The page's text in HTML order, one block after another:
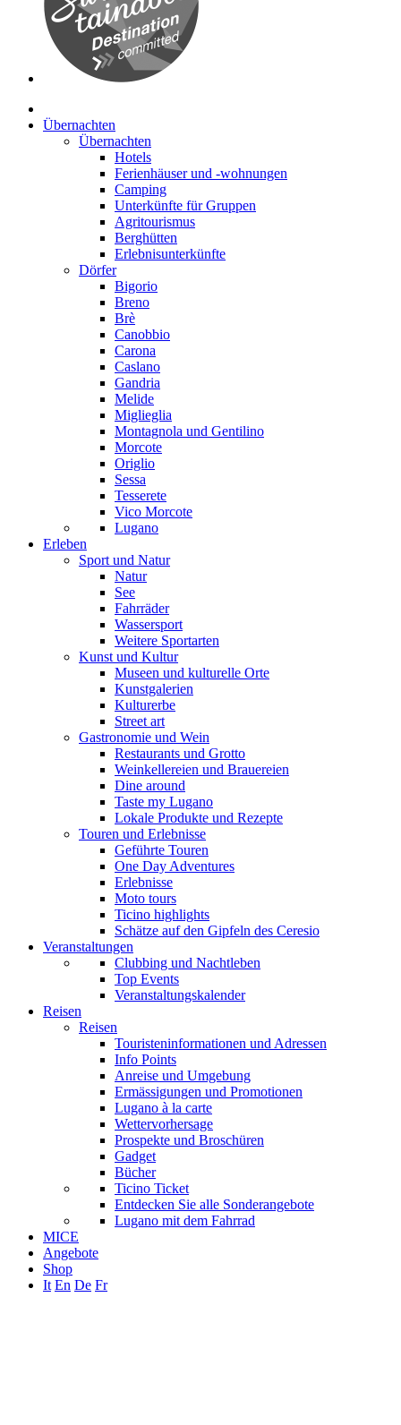
Übernachten
Übernachten
Hotels
Ferienhäuser und -wohnungen
Camping
Unterkünfte für Gruppen
Agritourismus
Berghütten
Erlebnisunterkünfte
Dörfer
Bigorio
Breno
Brè
Canobbio
Carona
Caslano
Gandria
Melide
Miglieglia
Montagnola und Gentilino
Morcote
Origlio
Sessa
Tesserete
Vico Morcote
Lugano
Erleben
Sport und Natur
Natur
See
Fahrräder
Wassersport
Weitere Sportarten
Kunst und Kultur
Museen und kulturelle Orte
Kunstgalerien
Kulturerbe
Street art
Gastronomie und Wein
Restaurants und Grotto
Weinkellereien und Brauereien
Dine around
Taste my Lugano
Lokale Produkte und Rezepte
Touren und Erlebnisse
Geführte Touren
One Day Adventures
Erlebnisse
Moto tours
Ticino highlights
Schätze auf den Gipfeln des Ceresio
Veranstaltungen
Clubbing und Nachtleben
Top Events
Veranstaltungskalender
Reisen
Reisen
Touristeninformationen und Adressen
Info Points
Anreise und Umgebung
Ermässigungen und Promotionen
Lugano à la carte
Wettervorhersage
Prospekte und Broschüren
Gadget
Bücher
Ticino Ticket
Entdecken Sie alle Sonderangebote
Lugano mit dem Fahrrad
MICE
Angebote
Shop
It En De Fr